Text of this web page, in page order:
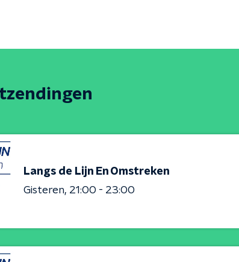
Langs de Lijn En Omstreken
Gisteren 21:00 - 23:00